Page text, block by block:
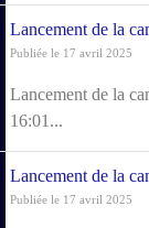
Lancement de la
Publiée le 17 avril 2025
Lancement de la
16:01...
Lancement de la
Publiée le 17 avril 2025